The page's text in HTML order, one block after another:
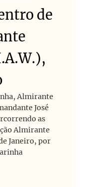
de
Almirante
José
as
Almirante
Janeiro, por